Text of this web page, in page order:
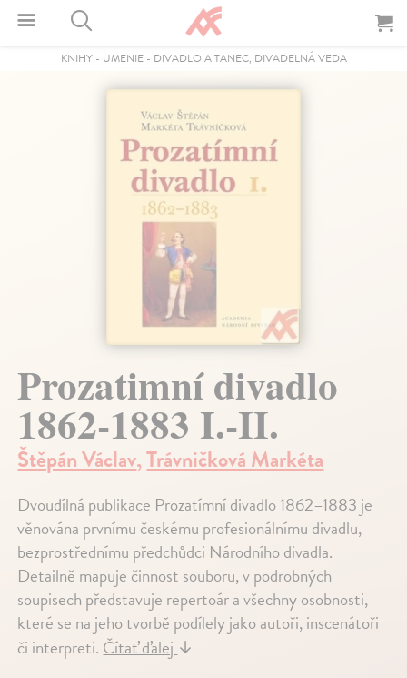
KNIHY- UMENIE- DIVADLO A TANEC, DIVADELNÁ VEDA
Prozatimní divadlo
1862-1883 I.-II.
Štěpán Václav,Trávničková Markéta
Dvoudílná publikace Prozatímní divadlo 1862–1883 je
věnována prvnímu českému profesionálnímu divadlu,
bezprostřednímu předchůdci Národního divadla.
Detailně mapuje činnost souboru, v podrobných
soupisech představuje repertoár a všechny osobnosti,
které se na jeho tvorbě podílely jako autoři, inscenátoři
či interpreti.Čítať ďalej↓